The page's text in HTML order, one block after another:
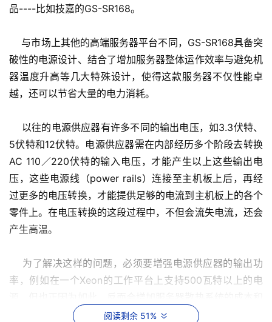
品----比如技嘉的GS-SR168。
与市场上其他的高端服务器平台不同，GS-SR168具备突
破性的电源设计、结合了增加服务器整体运作效率与避免机
器温度升高等几大特殊设计，使得这款服务器不仅性能卓
越，还可以节省大量的电力消耗。
以往的电源供应器有许多不同的输出电压，如3.3伏特、
5伏特和12伏特。电源供应器需在内部经历多个阶段去转换
AC 110／220伏特的输入电压，才能产生以上这些输出电
压，这些电源线（power rails）连接至主机板上后，再经
过更多的电压转换，才能提供足够的电流到主机板上的各个
零件上。在电压转换的这段过程中，不但会流失电流，还会
产生高温。
为了解决这样的问题，必须要增强电源供应器的输出功
率，例如在一个Xeon的工作平台上支持500瓦特以上的电
电力消耗上的花费。
阅读剩余 51%